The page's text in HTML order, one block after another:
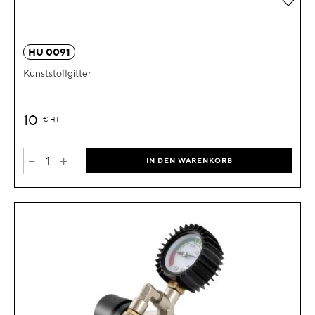
HU 0091
Kunststoffgitter
10 € HT
- + IN DEN WARENKORB